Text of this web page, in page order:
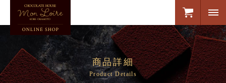
商品詳細
Product Details